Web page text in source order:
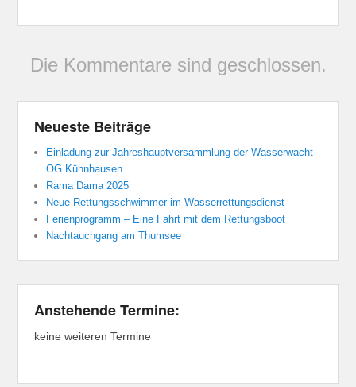
Die Kommentare sind geschlossen.
Neueste Beiträge
Einladung zur Jahreshauptversammlung der Wasserwacht
OG Kühnhausen
Rama Dama 2025
Neue Rettungsschwimmer im Wasserrettungsdienst
Ferienprogramm – Eine Fahrt mit dem Rettungsboot
Nachtauchgang am Thumsee
Anstehende Termine:
keine weiteren Termine